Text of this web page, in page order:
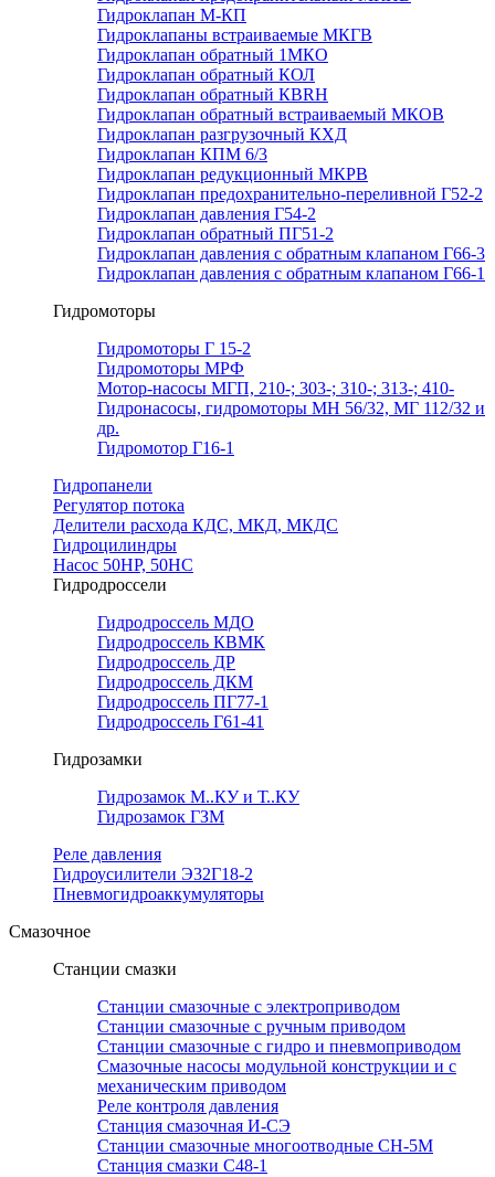
Гидроклапан М-КП
Гидроклапаны встраиваемые МКГВ
Гидроклапан обратный 1МКО
Гидроклапан обратный КОЛ
Гидроклапан обратный КВRН
Гидроклапан обратный встраиваемый МКОВ
Гидроклапан разгрузочный КХД
Гидроклапан КПМ 6/3
Гидроклапан редукционный МКРВ
Гидроклапан предохранительно-переливной Г52-2
Гидроклапан давления Г54-2
Гидроклапан обратный ПГ51-2
Гидроклапан давления с обратным клапаном Г66-3
Гидроклапан давления с обратным клапаном Г66-1
Гидромоторы
Гидромоторы Г 15-2
Гидромоторы МРФ
Мотор-насосы МГП, 210-; 303-; 310-; 313-; 410-
Гидронасосы, гидромоторы МН 56/32, МГ 112/32 и
др.
Гидромотор Г16-1
Гидропанели
Регулятор потока
Делители расхода КДС, МКД, МКДС
Гидроцилиндры
Насос 50НР, 50НС
Гидродроссели
Гидродроссель МДО
Гидродроссель КВМК
Гидродроссель ДР
Гидродроссель ДКМ
Гидродроссель ПГ77-1
Гидродроссель Г61-41
Гидрозамки
Гидрозамок М..КУ и Т..КУ
Гидрозамок ГЗМ
Реле давления
Гидроусилители Э32Г18-2
Пневмогидроаккумуляторы
Смазочное
Станции смазки
Станции смазочные с электроприводом
Станции смазочные с ручным приводом
Станции смазочные с гидро и пневмоприводом
Смазочные насосы модульной конструкции и с
механическим приводом
Реле контроля давления
Станция смазочная И-СЭ
Станции смазочные многоотводные СН-5М
Станция смазки С48-1